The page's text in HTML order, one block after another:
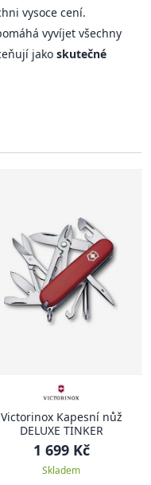
vysoce cení.
vyvíjet všechny
jako skutečné
Victorinox Kapesní nůž
DELUXE TINKER
1 699 Kč
Skladem